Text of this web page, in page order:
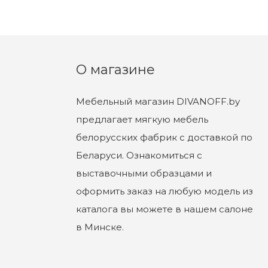
О магазине
Мебельный магазин DIVANOFF.by
предлагает мягкую мебель
белорусских фабрик с доставкой по
Беларуси. Ознакомиться с
выставочными образцами и
оформить заказ на любую модель из
каталога вы можете в нашем салоне
в Минске.